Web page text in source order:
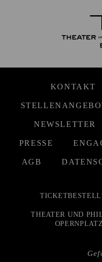
KONTAKT
NEWSLETTER
PRESSE
AGB
THEATER UND